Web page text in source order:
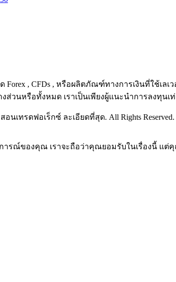
ด Forex , CFDs , หรือผลิตภัณฑ์ทางการเงินที่ใช้
งส่วนหรือทั้งหมด เราเป็นเพียงผู้แนะนำการลง
อนเทรดฟอเร็กซ์ ละเอียดที่สุด. All Rights Reserved.
ารณ์ของคุณ เราจะถือว่าคุณยอมรับในเรื่องนี้ แต่